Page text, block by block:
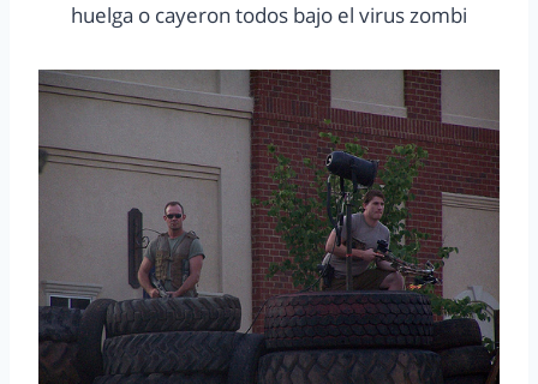
huelga o cayeron todos bajo el virus zombi